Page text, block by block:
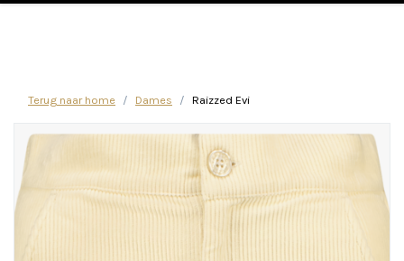
Terug naar home Dames Raizzed Evi